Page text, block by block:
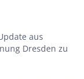
aus
Dresden zu